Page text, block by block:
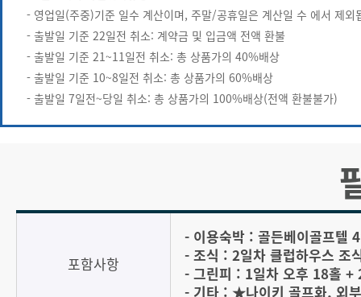
- 영업일(주중)기준 일수 계산이며, 주말/공휴일은 계산일 수 에서 제외
- 출발일 기준 22일전 취소: 계약금 및 입금액 전액 환불
- 출발일 기준 21~11일전 취소: 총 상품가의 40%배상
- 출발일 기준 10~8일전 취소: 총 상품가의 60%배상
- 출발일 7일전~당일 취소: 총 상품가의 100%배상(전액 환불불가)
포함사항
- 이용숙박 : 골든베이골프텔
- 조식 : 2일차 클럽하우스 조
- 그린피 : 1일차 오후 18홀 +
- 기타 : ★나이키 골프화, 외